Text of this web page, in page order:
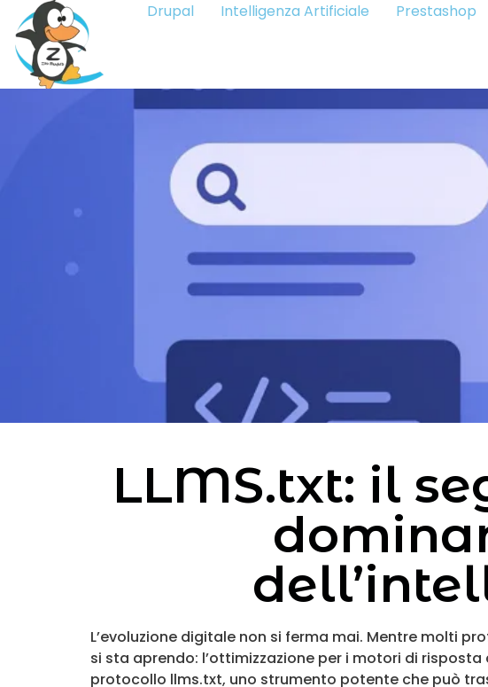
Drupal Intelligenza Artificiale Prestashop
LLMS.txt: il
L’evoluzione digitale non si ferma mai. Mentre molti
si sta aprendo: l’ottimizzazione per i motori di
protocollo llms.txt, uno strumento potente che può